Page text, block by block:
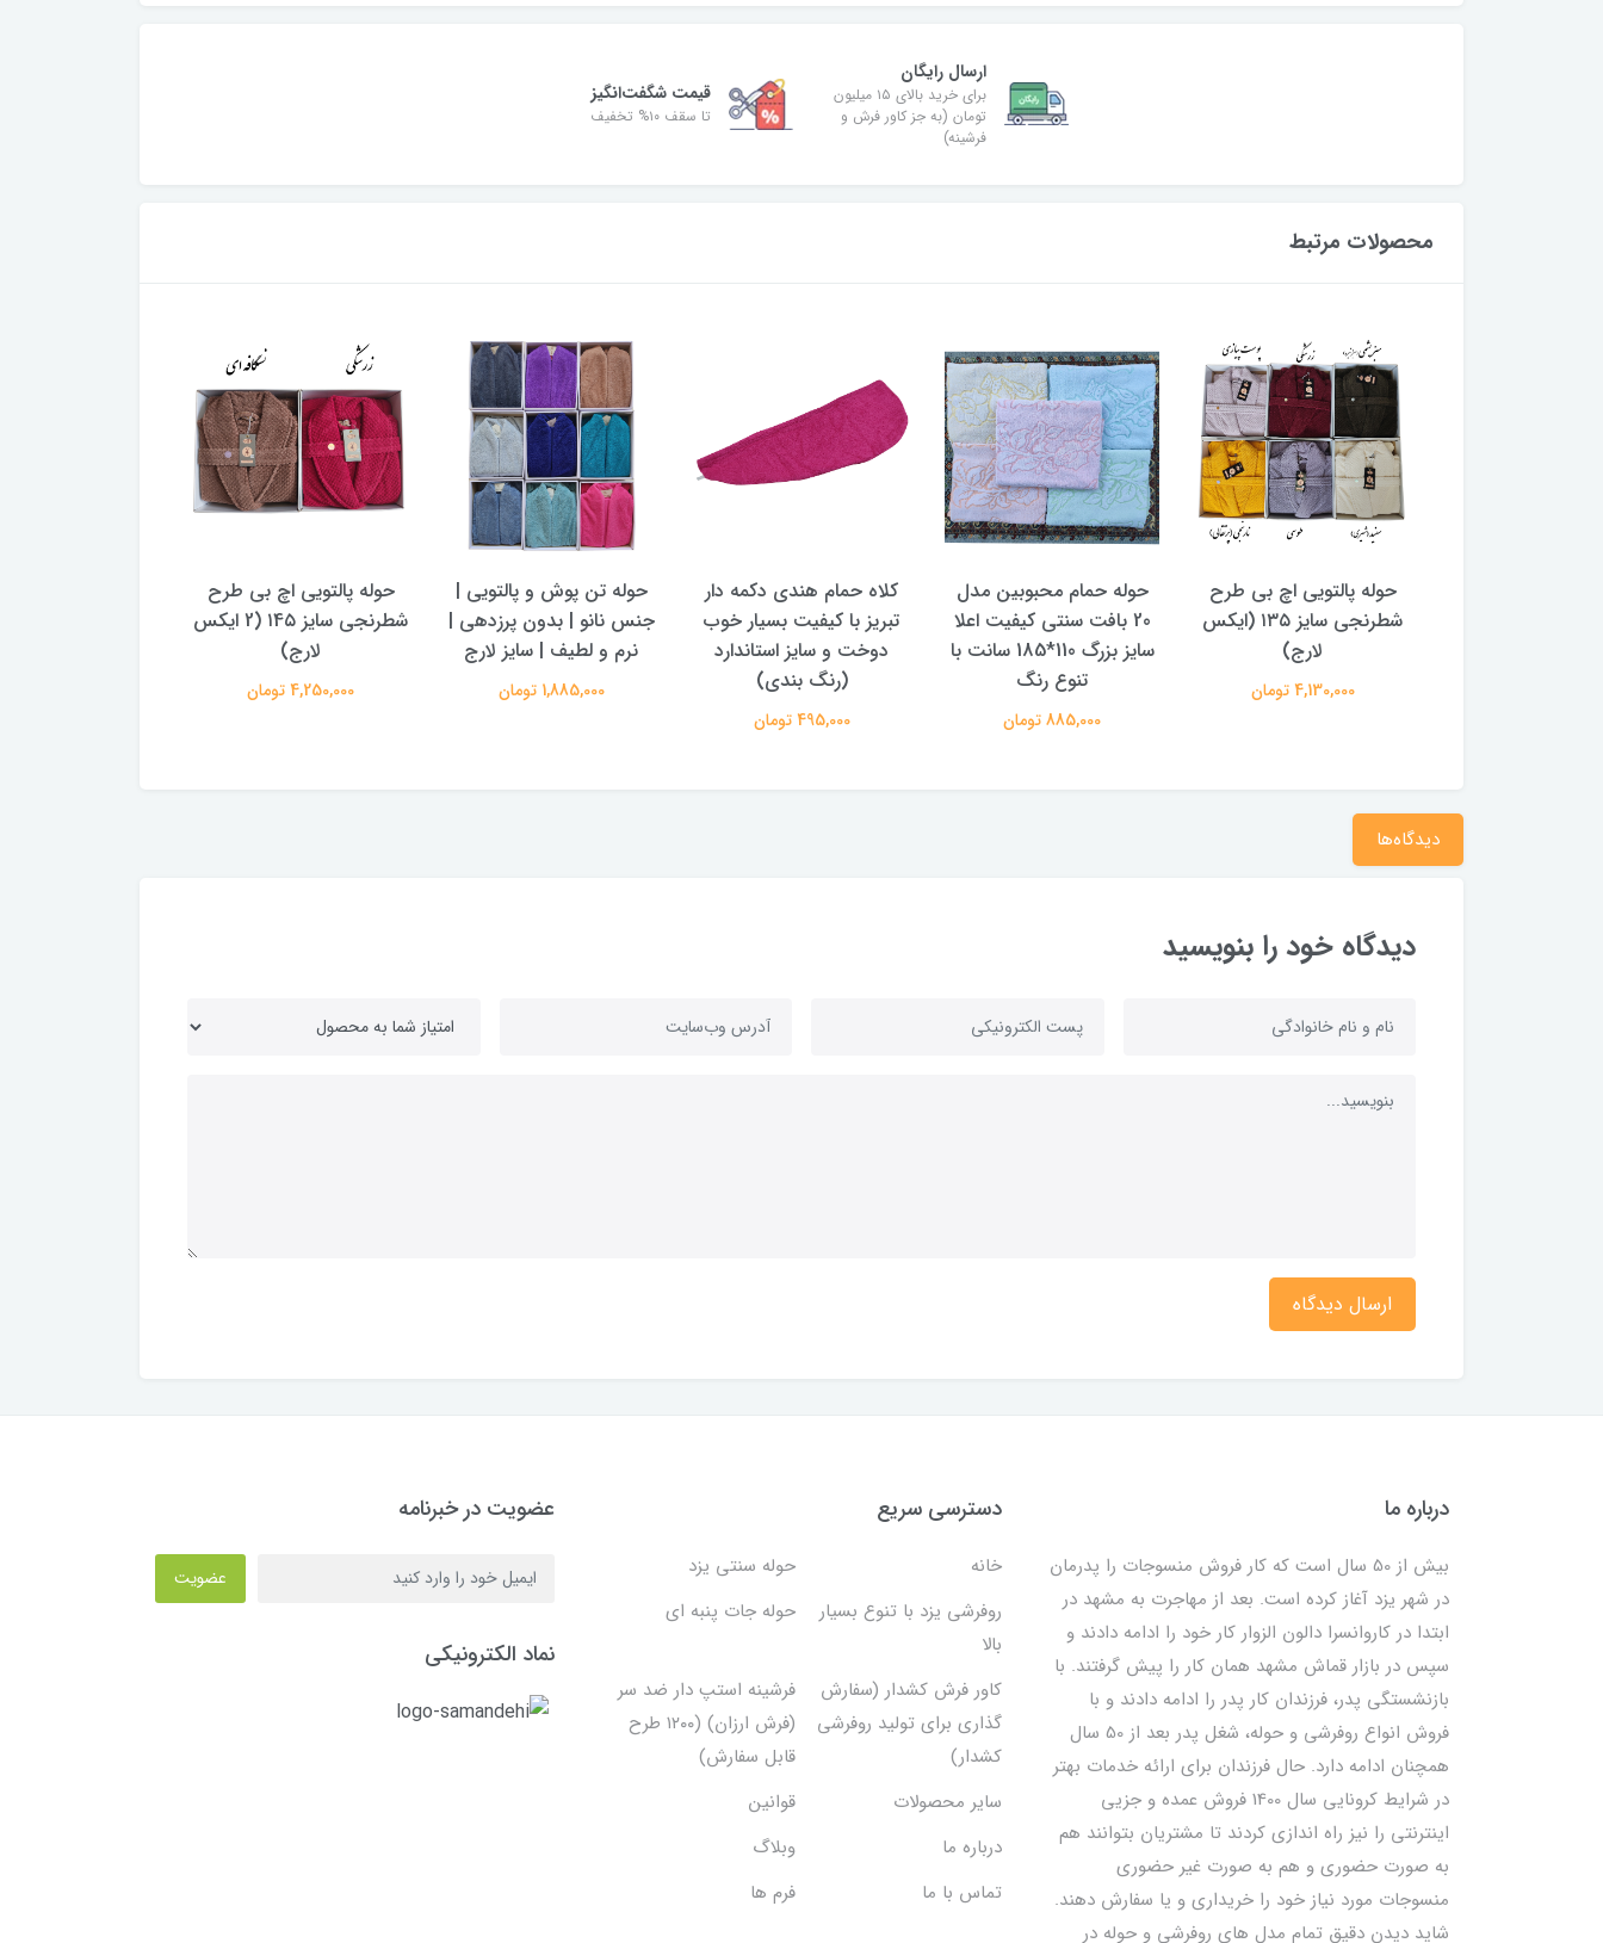
ارسال رایگان
برای خرید بالای ۱۵ میلیون
تومان (به جز کاور فرش و
فرشینه)
قیمت شگفت‌انگیز
تا سقف ۱۰% تخفیف
محصولات مرتبط
حوله پالتویی اچ بی طرح
شطرنجی سایز ۱۳۵ (ایکس
لارج)
4,130,000 تومان
حوله حمام محبوبین مدل
20 بافت سنتی کیفیت اعلا
سایز بزرگ 110*185 سانت با
تنوع رنگ
885,000 تومان
کلاه حمام هندی دکمه دار
تبریز با کیفیت بسیار خوب
دوخت و سایز استاندارد
(رنگ بندی)
495,000 تومان
حوله تن پوش و پالتویی |
جنس نانو | بدون پرزدهی |
نرم و لطیف | سایز لارج
1,885,000 تومان
حوله پالتویی اچ بی طرح
شطرنجی سایز ۱4۵ (2 ایکس
لارج)
4,250,000 تومان
دیدگاه‌ها
دیدگاه خود را بنویسید
ارسال دیدگاه
درباره ما
بیش از 50 سال است که کار فروش منسوجات را پدرمان
در شهر یزد آغاز کرده است. بعد از مهاجرت به مشهد در
ابتدا در کاروانسرا دالون الزوار کار خود را ادامه دادند و
سپس در بازار قماش مشهد همان کار را پیش گرفتند. با
بازنشستگی پدر، فرزندان کار پدر را ادامه دادند و با
فروش انواع روفرشی و حوله، شغل پدر بعد از 50 سال
همچنان ادامه دارد. حال فرزندان برای ارائه خدمات بهتر
در شرایط کرونایی سال 1400 فروش عمده و جزیی
اینترنتی را نیز راه اندازی کردند تا مشتریان بتوانند هم
به صورت حضوری و هم به صورت غیر حضوری
منسوجات مورد نیاز خود را خریداری و یا سفارش دهند.
شاید دیدن دقیق تمام مدل های روفرشی و حوله در
دسترسی سریع
خانه
حوله سنتی یزد
روفرشی یزد با تنوع بسیار
بالا
حوله جات پنبه ای
کاور فرش کشدار (سفارش
گذاری برای تولید روفرشی
کشدار)
فرشینه استپ دار ضد سر
(فرش ارزان) (۱۲۰۰ طرح
قابل سفارش)
سایر محصولات
قوانین
درباره ما
وبلاگ
تماس با ما
فرم ها
عضویت در خبرنامه
عضویت
نماد الکترونیکی